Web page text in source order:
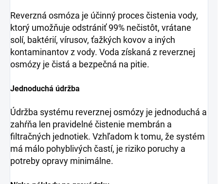
Reverzná osmóza je účinný proces čistenia vody,
ktorý umožňuje odstrániť 99% nečistôt, vrátane
solí, baktérií, vírusov, ťažkých kovov a iných
kontaminantov z vody. Voda získaná z reverznej
osmózy je čistá a bezpečná na pitie.
Jednoduchá údržba
Údržba systému reverznej osmózy je jednoduchá a
zahŕňa len pravidelné čistenie membrán a
filtračných jednotiek. Vzhľadom k tomu, že systém
má málo pohyblivých častí, je riziko poruchy a
potreby opravy minimálne.